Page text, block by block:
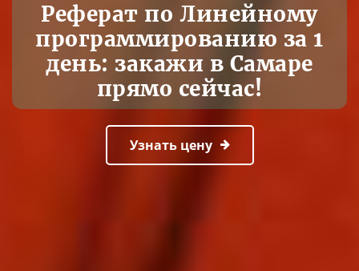
Реферат по Линейному
программированию за 1
день: закажи в Самаре
прямо сейчас!
Узнать цену